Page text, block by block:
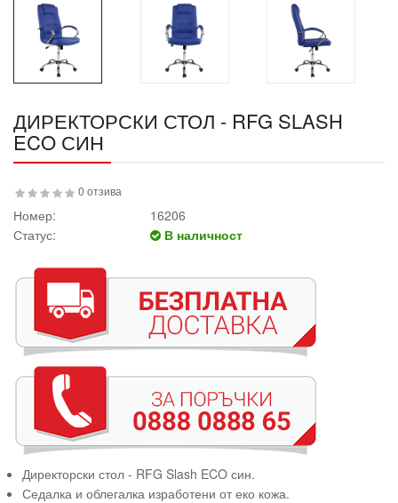
ДИРЕКТОРСКИ СТОЛ - RFG SLASH
ECO СИН
0 отзива
Номер:
16206
Статус:
В наличност
Директорски стол - RFG Slash ECO син.
Седалка и облегалка изработени от еко кожа.